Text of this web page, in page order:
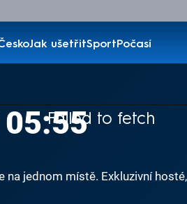
Jak ušetřitSportPočasí
Failed to fetch
05:55
jednom místě. Exkluzivní